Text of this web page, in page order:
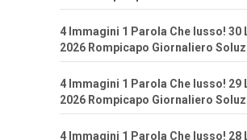
4 Immagini 1 Parola Che lusso! 30
2026 Rompicapo Giornaliero
4 Immagini 1 Parola Che lusso! 29
2026 Rompicapo Giornaliero
4 Immagini 1 Parola Che lusso! 28